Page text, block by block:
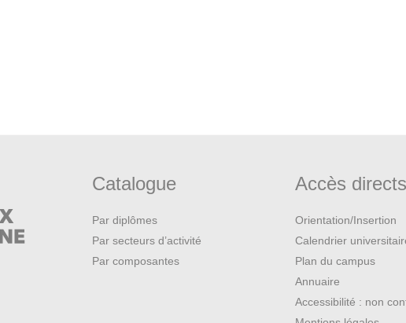
Catalogue
Par diplômes
Par secteurs d’activité
Par composantes
Accès
Orientation/Insertion
Calendrier
Plan du campus
Annuaire
Accessibilité : non